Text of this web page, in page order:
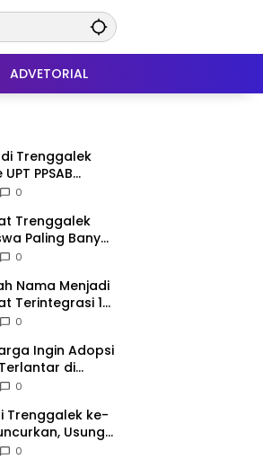
ADVETORIAL
Trenggalek
PPSAB
Bisa Langsung
0
Trenggalek
Paling Banyak
Gandusari
0
Nama Menjadi
Terintegrasi 1
0
Ingin Adopsi
di
Tunggu
0
Trenggalek ke-
Usung
Bumi”
0